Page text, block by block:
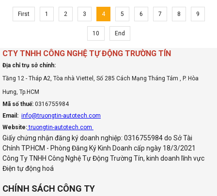
First 1 2 3 4 5 6 7 8 9
10 End
CTY TNHH CÔNG NGHỆ TỰ ĐỘNG TRƯỜNG TÍN
Địa chỉ trụ sở chính:
Tầng 12 - Tháp A2, Tòa nhà Viettel, Số 285 Cách Mạng Tháng Tám , P. Hòa
Hưng, Tp.HCM
Mã số thuế: 0316755984
Email: info@truongtin-autotech.com
Website:truongtin-autotech.com
Giấy chứng nhận đăng ký doanh nghiệp: 0316755984 do Sở Tài
Chính TP.HCM - Phòng Đăng Ký Kinh Doanh cấp ngày 18/3/2021
Công Ty TNHH Công Nghệ Tự Động Trường Tín, kinh doanh lĩnh vực
Điện tự động hoá
CHÍNH SÁCH CÔNG TY